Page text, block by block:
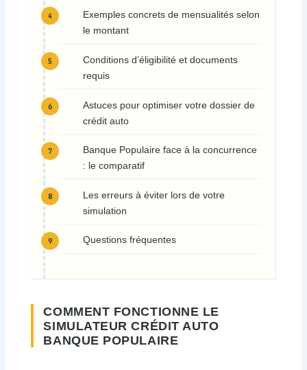
Exemples concrets de mensualités selon
le montant
Conditions d’éligibilité et documents
requis
Astuces pour optimiser votre dossier de
crédit auto
Banque Populaire face à la concurrence
: le comparatif
Les erreurs à éviter lors de votre
simulation
Questions fréquentes
COMMENT FONCTIONNE LE
SIMULATEUR CRÉDIT AUTO
BANQUE POPULAIRE